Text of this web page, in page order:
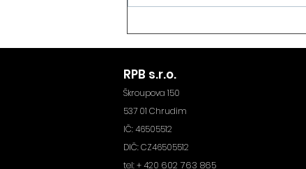
CoroMill Dura - Sandvik
revoluční frézy CoroMill
Dura pro efektivní obrábění
RPB s.r.o.
Škroupova 150
537 01 Chrudim
IČ: 46505512
DIČ: CZ46505512
tel: + 420 602 763 865